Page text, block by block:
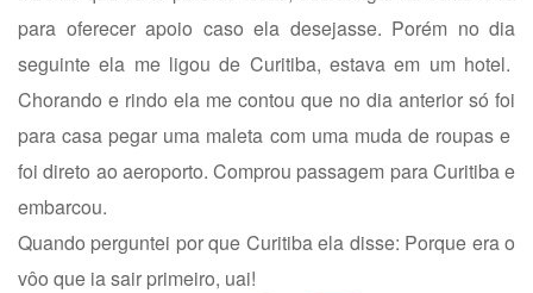
para oferecer apoio caso ela desejasse. Porém no dia
seguinte ela me ligou de Curitiba, estava em um hotel.
Chorando e rindo ela me contou que no dia anterior só foi
para casa pegar uma maleta com uma muda de roupas e
foi direto ao aeroporto. Comprou passagem para Curitiba e
embarcou.
Quando perguntei por que Curitiba ela disse: Porque era o
vôo que ia sair primeiro, uai!